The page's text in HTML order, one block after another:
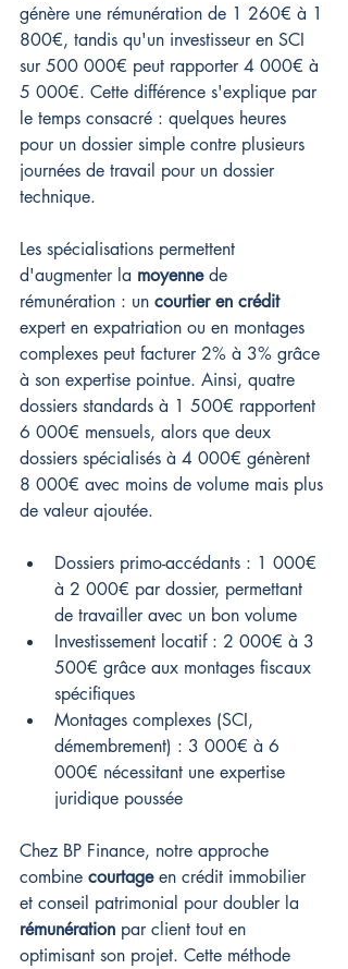
génère une rémunération de 1 260€ à 1
800€, tandis qu'un investisseur en SCI
sur 500 000€ peut rapporter 4 000€ à
5 000€. Cette différence s'explique par
le temps consacré : quelques heures
pour un dossier simple contre plusieurs
journées de travail pour un dossier
technique.
Les spécialisations permettent
d'augmenter la moyenne de
rémunération : un courtier en crédit
expert en expatriation ou en montages
complexes peut facturer 2% à 3% grâce
à son expertise pointue. Ainsi, quatre
dossiers standards à 1 500€ rapportent
6 000€ mensuels, alors que deux
dossiers spécialisés à 4 000€ génèrent
8 000€ avec moins de volume mais plus
de valeur ajoutée.
Dossiers primo-accédants : 1 000€
à 2 000€ par dossier, permettant
de travailler avec un bon volume
Investissement locatif : 2 000€ à 3
500€ grâce aux montages fiscaux
spécifiques
Montages complexes (SCI,
démembrement) : 3 000€ à 6
000€ nécessitant une expertise
juridique poussée
Chez BP Finance, notre approche
combine courtage en crédit immobilier
et conseil patrimonial pour doubler la
rémunération par client tout en
optimisant son projet. Cette méthode